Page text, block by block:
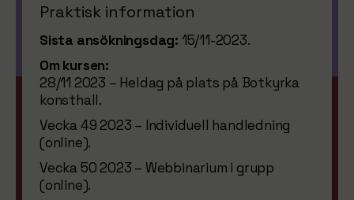
Praktisk information
Sista ansökningsdag: 15/11-2023.
Om kursen:
28/11 2023 – Heldag på plats på Botkyrka
konsthall.
Vecka 49 2023 – Individuell handledning
(online).
Vecka 50 2023 – Webbinarium i grupp
(online).